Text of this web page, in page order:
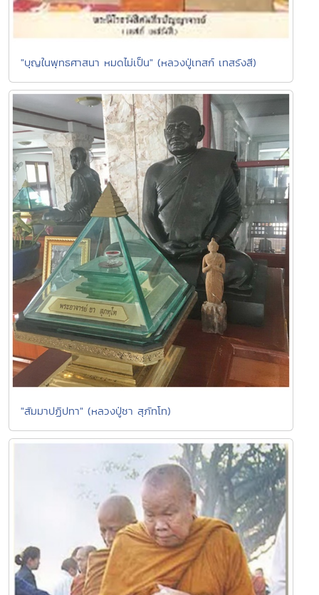
"บุญในพุทธศาสนา หมดไม่เป็น" (หลวงปู่เทสก์ เทสรังสี)
"สัมมาปฏิปทา" (หลวงปู่ชา สุภัทโท)